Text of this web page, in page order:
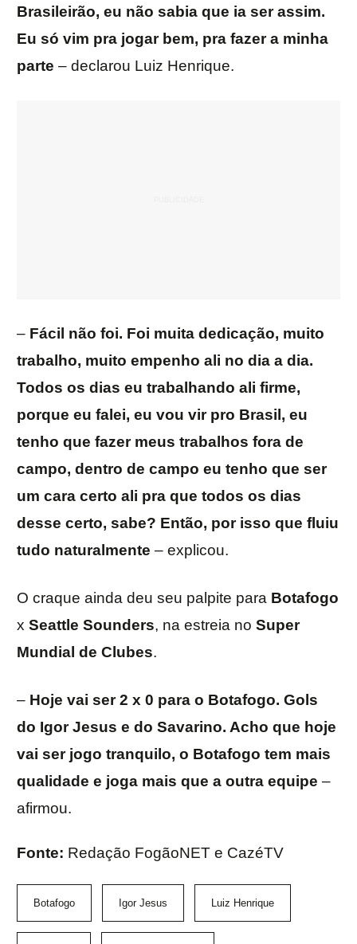
Brasileirão, eu não sabia que ia ser assim.
Eu só vim pra jogar bem, pra fazer a minha
parte – declarou Luiz Henrique.
– Fácil não foi. Foi muita dedicação, muito
trabalho, muito empenho ali no dia a dia.
Todos os dias eu trabalhando ali firme,
porque eu falei, eu vou vir pro Brasil, eu
tenho que fazer meus trabalhos fora de
campo, dentro de campo eu tenho que ser
um cara certo ali pra que todos os dias
desse certo, sabe? Então, por isso que fluiu
tudo naturalmente – explicou.
O craque ainda deu seu palpite para Botafogo
x Seattle Sounders, na estreia no Super
Mundial de Clubes.
– Hoje vai ser 2 x 0 para o Botafogo. Gols
do Igor Jesus e do Savarino. Acho que hoje
vai ser jogo tranquilo, o Botafogo tem mais
qualidade e joga mais que a outra equipe –
afirmou.
Fonte: Redação FogãoNET e CazéTV
Botafogo Igor Jesus Luiz Henrique